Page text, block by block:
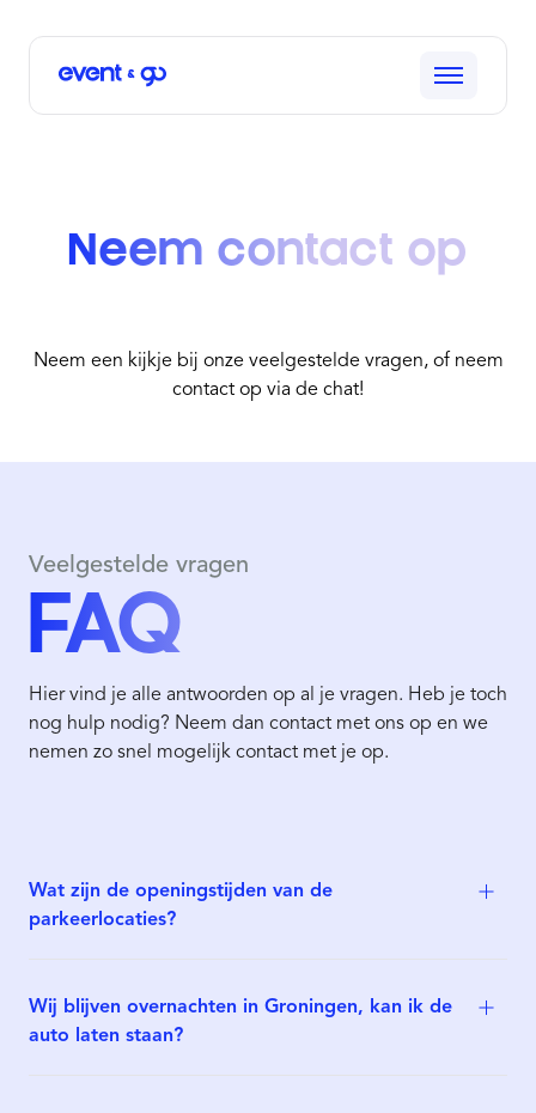
Neem contact op
Neem een kijkje bij onze veelgestelde vragen, of neem
contact op via de chat!
Veelgestelde vragen
FAQ
Hier vind je alle antwoorden op al je vragen. Heb je toch
nog hulp nodig? Neem dan contact met ons op en we
nemen zo snel mogelijk contact met je op.
Wat zijn de openingstijden van de
parkeerlocaties?
Wij blijven overnachten in Groningen, kan ik de
auto laten staan?